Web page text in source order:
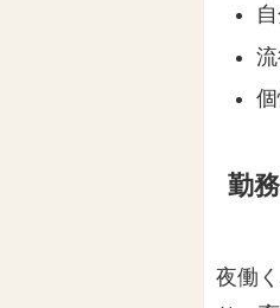
勤
夜働